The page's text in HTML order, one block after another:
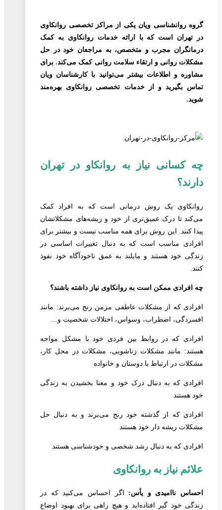
گروه روانشناسی ویان یکی از مراکز تخصصی روانکاوی
در تهران است که با ارائه خدمات روانکاوی به کمک
درمانگران مجرب و متخصص، به مراجعان خود در حل
مشکلات روانی و ارتقاء سلامت روانی کمک می‌کند. برای
مشاوره و اطلاعات بیشتر می‌توانید با کارشناسان ویان
تماس بگیرید و از خدمات تخصصی روانکاوی بهره‌مند
شوید.
چه کسانی نیاز به روانکاو در تهران
دارند؟
روانکاوی یک روش درمانی است که به افراد کمک
می‌کند تا درک عمیق‌تری از خود و ریشه‌های مشکلاتشان
پیدا کنند. این روش برای همه مناسب نیست و بیشتر برای
افرادی مناسب است که به دنبال تغییرات اساسی در
زندگی خود هستند و مایلند به عمق ناخودآگاه خود نفوذ
کنند.
چه افرادی ممکن است به روانکاوی نیاز داشته باشند؟
افرادی که از مشکلات عاطفی مزمن رنج می‌برند: مانند
افسردگی، اضطراب، وسواس، اختلالات شخصیت و…
افرادی که در روابط بین فردی خود با مشکل مواجه
هستند: مانند مشکلات زناشویی، مشکلات در محل کار،
مشکلات در ارتباط با دوستان و خانواده
افرادی که به دنبال درک خود و معنا بخشیدن به زندگی
خود هستند
افرادی که از گذشته خود رنج می‌برند و به دنبال حل
مشکلات ریشه دار خود هستند
افرادی که به دنبال رشد شخصی و خودشناسی هستند
علائم نیاز به روانکاوی
احساس ناامیدی و یأس: اگر احساس می‌کنید که در
زندگی خود گیر افتاده‌اید و هیچ راهی برای بهبود اوضاع